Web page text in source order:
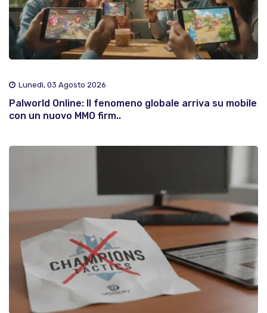
Lunedì, 03 Agosto 2026
Palworld Online: Il fenomeno globale arriva su mobile
con un nuovo MMO firm..